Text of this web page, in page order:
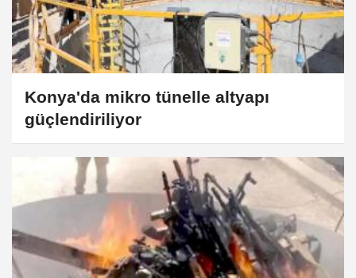
Konya'da mikro tünelle altyapı
güçlendiriliyor